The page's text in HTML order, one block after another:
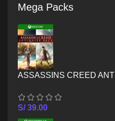
Mega Packs
ASSASSINS CREED
S/39.00